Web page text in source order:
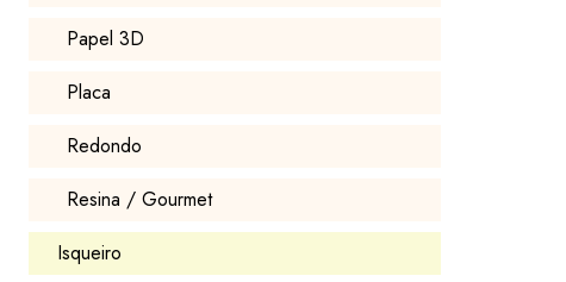
Papel 3D
Placa
Redondo
Resina / Gourmet
Isqueiro